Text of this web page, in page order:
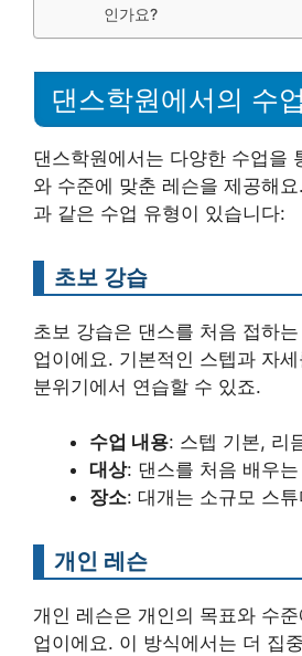
인가요?
댄스학원에서의 수
댄스학원에서는 다양한 수업을
와 수준에 맞춘 레슨을 제공해
과 같은 수업 유형이 있습니다:
초보 강습
초보 강습은 댄스를 처음 접하
업이에요. 기본적인 스텝과 자
분위기에서 연습할 수 있죠.
수업 내용: 스텝 기본, 리
대상: 댄스를 처음 배우는
장소: 대개는 소규모 스
개인 레슨
개인 레슨은 개인의 목표와 수
업이에요. 이 방식에서는 더 집